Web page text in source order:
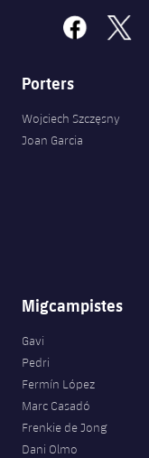
facebook
x
Porters
Wojciech Szczęsny
Joan Garcia
Migcampistes
Gavi
Pedri
Fermín López
Marc Casadó
Frenkie de Jong
Dani Olmo